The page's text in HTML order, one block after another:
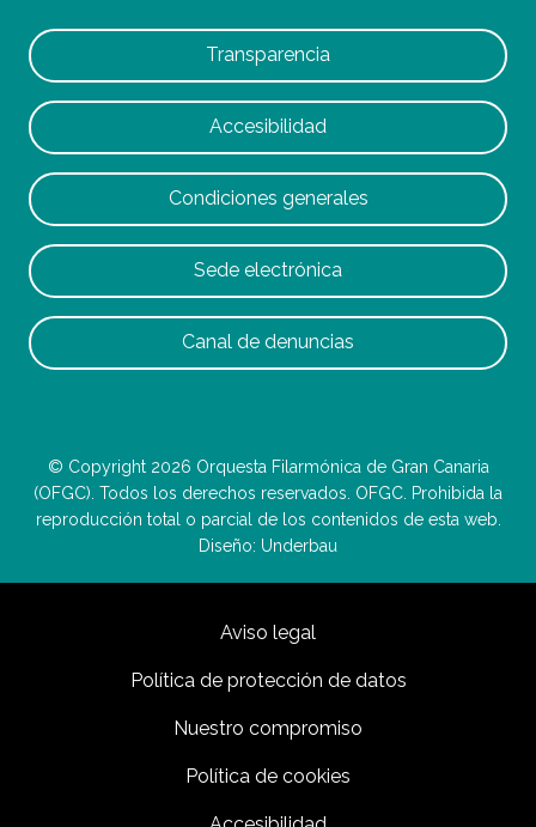
Transparencia
Accesibilidad
Condiciones generales
Sede electrónica
Canal de denuncias
© Copyright 2026 Orquesta Filarmónica de Gran Canaria
(OFGC). Todos los derechos reservados. OFGC. Prohibida la
reproducción total o parcial de los contenidos de esta web.
Diseño: Underbau
Aviso legal
Política de protección de datos
Nuestro compromiso
Política de cookies